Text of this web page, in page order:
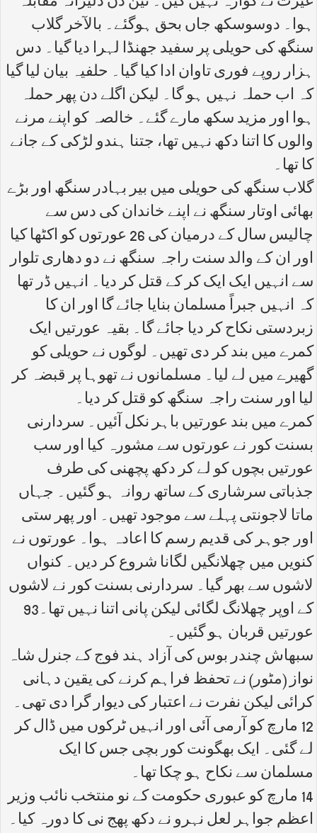
ہوا۔ دوسوسکھ جاں بحق ہوگئے۔ بالآخر گلاب
سنگھ کی حویلی پر سفید جھنڈا لہرا دیا گیا۔ دس
ہزار روپے فوری تاوان ادا کیا گیا۔ حلفیہ بیان لیا گیا
کہ اب حملہ نہیں ہو گا۔ لیکن اگلے دن پھر حملہ
ہوا اور مزید سکھ مارے گئے۔ خالصہ کو اپنے مرنے
والوں کا اتنا دکھ نہیں تھا، جتنا ہندو لڑکی کے جانے
کا تھا۔
گلاب سنگھ کی حویلی میں بیر بہادر سنگھ اور بڑے
بھائی اوتار سنگھ نے اپنے خاندان کی دس سے
چالیس سال کے درمیان کی 26 عورتوں کو اکٹھا کیا
اور ان کے والد سنت راجہ سنگھ نے دو دھاری تلوار
سے انہیں ایک ایک کر کے قتل کر دیا۔ انہیں ڈر تھا
کہ انہیں جبراً مسلمان بنایا جائے گا اور ان کا
زبردستی نکاح کر دیا جائے گا۔ بقیہ عورتیں ایک
کمرے میں بند کر دی تھیں۔ لوگوں نے حویلی کو
گھیرے میں لے لیا۔ مسلمانوں نے تھوہا پر قبضہ کر
لیا اور سنت راجہ سنگھ کو قتل کر دیا۔
کمرے میں بند عورتیں باہر نکل آئیں۔ سردارنی
بسنت کور نے عورتوں سے مشورہ کیا اور سب
عورتیں بچوں کو لے کر دکھ پچھنی کی طرف
جذباتی سرشاری کے ساتھ روانہ ہو گئیں۔ جہاں
ماتا لاجونتی پہلے سے موجود تھیں۔ اور پھر ستی
اور جوہر کی قدیم رسم کا اعادہ ہوا۔ عورتوں نے
کنویں میں چھلانگیں لگانا شروع کر دیں۔ کنواں
لاشوں سے بھر گیا۔ سردارنی بسنت کور نے لاشوں
کے اوپر چھلانگ لگائی لیکن پانی اتنا نہیں تھا۔93
عورتیں قربان ہو گئیں۔
سبھاش چندر بوس کی آزاد ہند فوج کے جنرل شاہ
نواز (مٹور) نے تحفظ فراہم کرنے کی یقین دہانی
کرائی لیکن نفرت نے اعتبار کی دیوار گرا دی تھی۔
12 مارچ کو آرمی آئی اور انہیں ٹرکوں میں ڈال کر
لے گئی۔ ایک بھگونت کور بچی جس کا ایک
مسلمان سے نکاح ہو چکا تھا۔
14 مارچ کو عبوری حکومت کے نو منتخب نائب وزیر
اعظم جواہر لعل نہرو نے دکھ پھج نی کا دورہ کیا۔